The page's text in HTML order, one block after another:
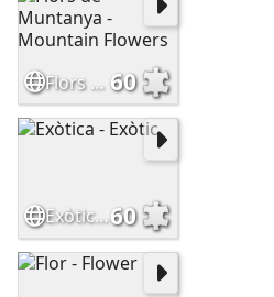
Flors de Muntanya - Mountain Flowers 60
Exòtica - Exòtic60